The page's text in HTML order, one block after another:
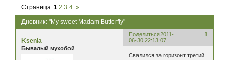
Дневник: "My sweet Madam Butterfly"
Страница:1 2 3 4 »
Поделиться 1
2011-
06-30 22:13:07
Ksenia
Бывалый мухобой
Свалился за горизонт третий